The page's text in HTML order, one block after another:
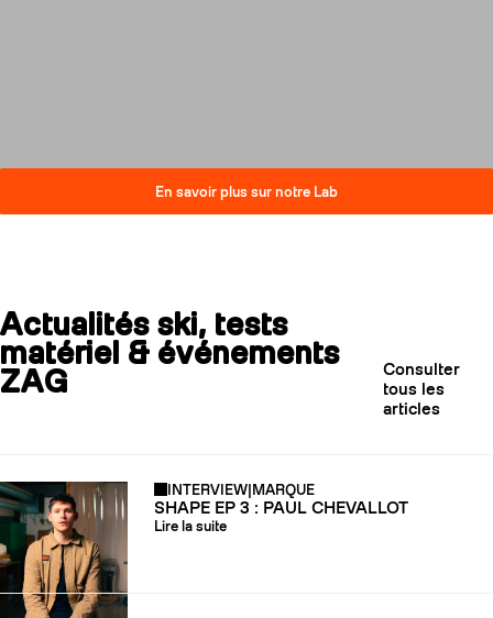
En savoir plus sur notre Lab
Actualités ski, tests
matériel & événements
ZAG
Consulter
tous les
articles
INTERVIEW|MARQUE
SHAPE EP 3 : PAUL CHEVALLOT
Lire la suite